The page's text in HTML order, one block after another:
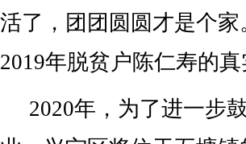
活了，团团圆圆才是个
2019年脱贫户陈仁寿的真
2020年，为了进一步